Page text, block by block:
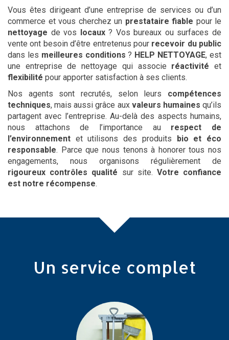
Vous êtes dirigeant d’une entreprise de services ou d’un
commerce et vous cherchez un prestataire fiable pour le
nettoyage de vos locaux? Vos bureaux ou surfaces de
vente ont besoin d’être entretenus pour recevoir du public
dans les meilleures conditions ? HELP NETTOYAGE, est
une entreprise de nettoyage qui associe réactivitéet
flexibilité pour apporter satisfaction à ses clients.
Nos agents sont recrutés, selon leurs compétences
techniques, mais aussi grâce aux valeurs humaines qu’ils
partagent avec l’entreprise. Au-delà des aspects humains,
nous attachons de l’importance au respect de
l’environnement et utilisons des produits bio et éco
responsable. Parce que nous tenons à honorer tous nos
engagements, nous organisons régulièrement de
rigoureux contrôles qualité sur site. Votre confiance
est notre récompense.
Un service complet